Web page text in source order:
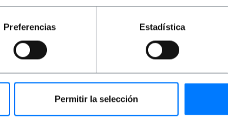
Preferencias Estadística
Permitir la selección
na słupie. Konstrukcja metalowa z